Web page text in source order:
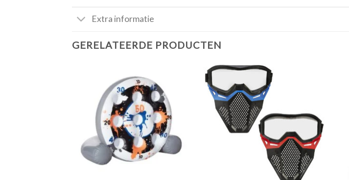
Extra informatie
GERELATEERDE PRODUCTEN
Toevoegen
aan
verlanglijst